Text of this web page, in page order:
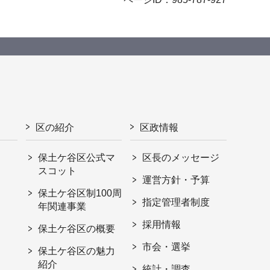
区の紹介
保土ケ谷区公式マ
スコット
保土ケ谷区制100周
年関連事業
保土ケ谷区の概要
保土ケ谷区の魅力
紹介
区政情報
区長のメッセージ
運営方針・予算
指定管理者制度
採用情報
市会・選挙